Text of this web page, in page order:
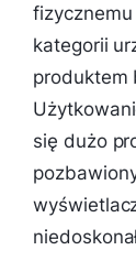
kategorii
produktem
się dużo